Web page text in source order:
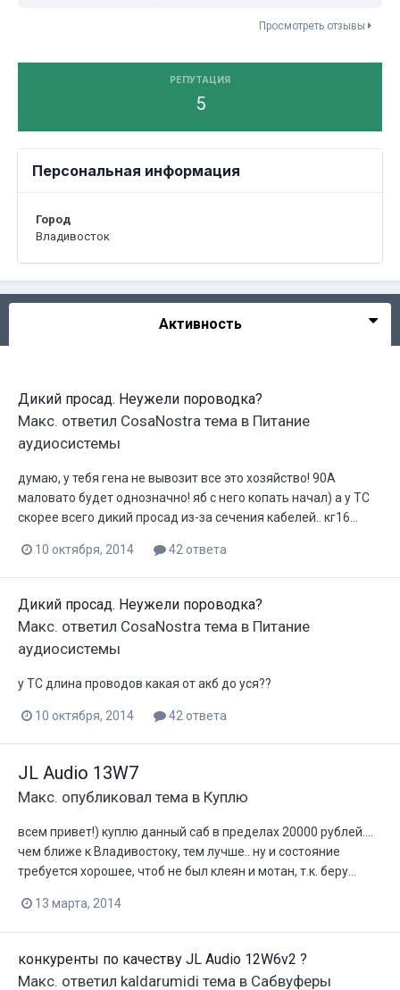
Просмотреть отзывы
РЕПУТАЦИЯ
5
Персональная информация
Город
Владивосток
Активность
Дикий просад. Неужели пороводка?
Макс. ответил CosaNostra тема в Питание
аудиосистемы
думаю, у тебя гена не вывозит все это хозяйство! 90А
маловато будет однозначно! яб с него копать начал) а у ТС
скорее всего дикий просад из-за сечения кабелей.. кг16...
10 октября, 2014 42 ответа
Дикий просад. Неужели пороводка?
Макс. ответил CosaNostra тема в Питание
аудиосистемы
у ТС длина проводов какая от акб до уся??
10 октября, 2014 42 ответа
JL Audio 13W7
Макс. опубликовал тема в Куплю
всем привет!) куплю данный саб в пределах 20000 рублей....
чем ближе к Владивостоку, тем лучше.. ну и состояние
требуется хорошее, чтоб не был клеян и мотан, т.к. беру...
13 марта, 2014
конкуренты по качеству JL Audio 12W6v2 ?
Макс. ответил kaldarumidi тема в Сабвуферы